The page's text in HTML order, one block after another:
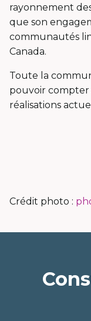
rayonnement
que son
communautés
Canada.
Toute la
pouvoir compter
réalisations
Crédit photo :